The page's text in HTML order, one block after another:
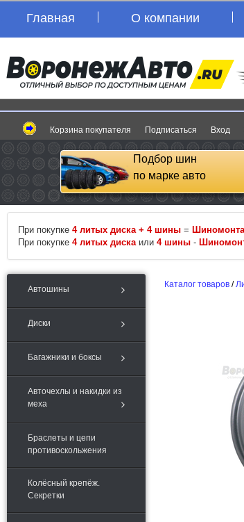
Главная О компании
Корзина покупателя Подписаться Вход
Подбор шин
по марке авто
При покупке 4 литых диска + 4 шины =
При покупке 4 литых диска или 4 шины -
Автошины
Диски
Багажники и боксы
Авточехлы и накидки из
меха
Браслеты и цепи
противоскольжения
Колёсный крепёж.
Секретки
Каталог товаров /